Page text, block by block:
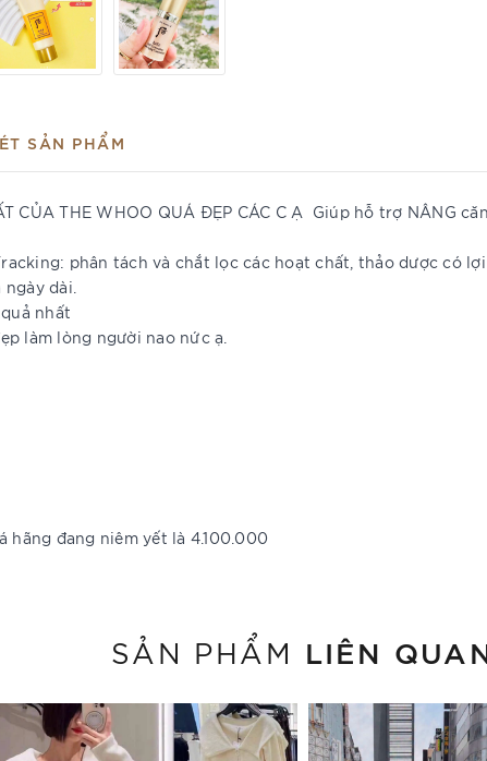
SẢN PHẨM
CỦA THE WHOO QUÁ ĐẸP CÁC C Ạ Giúp hỗ trợ NÂNG
phân tách và chắt lọc các hoạt chất, thảo dược có
dài.
nhất
làm lòng người nao nức ạ.
hãng đang niêm yết là 4.100.000
SẢN PHẨM LIÊN